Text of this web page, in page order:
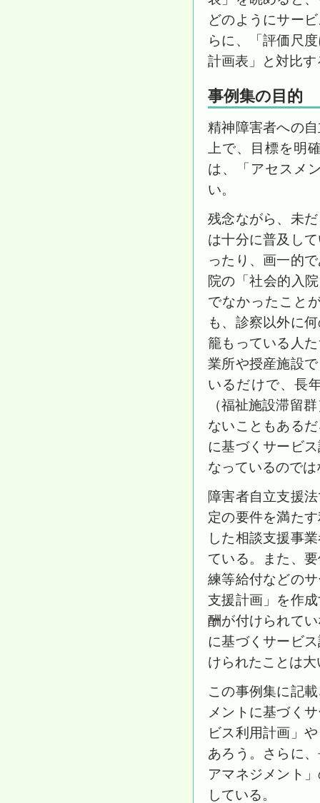
どのようにサー
らに、「評価尺
計画表」と対比
事例集の目的
精神障害者への
上で、目標を明
は、「アセスメ
い。
残念ながら、未
は十分に普及し
ったり、画一的
院の「社会的入
でなかったこと
も、診察以外に
籠もっている人
業所や授産施設
いるだけで、長
（福祉施設滞留
ないこともある
に基づくサービ
なっているので
障害者自立支援
定の要件を満た
した相談支援事
ている。また、
練等給付などの
支援計画」を作
酬が付けられて
に基づくサービ
けられたことは
この事例集に記
メントに基づく
ビス利用計画」
あろう。さらに
アマネジメント
している。